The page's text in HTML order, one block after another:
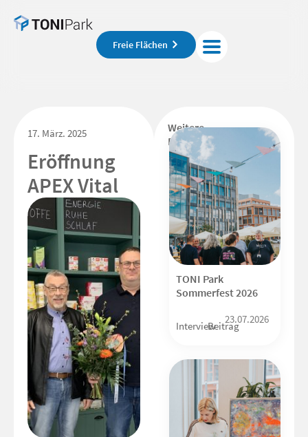
Freie Flächen
17. März. 2025
Eröffnung
APEX Vital
Weitere
Beiträge
TONI Park
Sommerfest 2026
InterviewBeitrag
23.07.2026